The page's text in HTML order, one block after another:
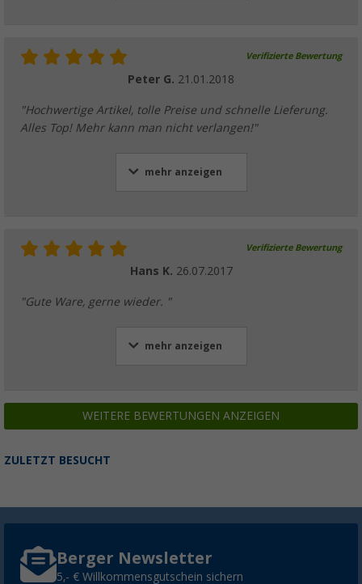
Verifizierte Bewertung
Peter G. 21.01.2018
"Hochwertige Artikel, tolle Preise und schnelle Lieferung.
Alles Top! Mehr kann man nicht verlangen!"
mehr anzeigen
Verifizierte Bewertung
Hans K. 26.07.2017
"Gute Ware, gerne wieder. "
mehr anzeigen
WEITERE BEWERTUNGEN ANZEIGEN
ZULETZT BESUCHT
Berger Newsletter
5,- € Willkommensgutschein sichern